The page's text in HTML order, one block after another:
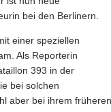
bei den Berlinern.
einer speziellen
Als Reporterin
393 in der
bei solchen
aber bei ihrem früheren